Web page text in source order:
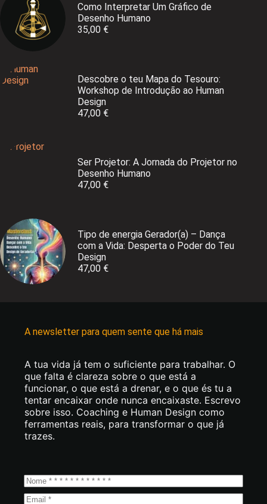
Como Interpretar Um Gráfico de
Desenho Humano
35,00 €
Descobre o teu Mapa do Tesouro:
Workshop de Introdução ao Human
Design
47,00 €
Ser Projetor: A Jornada do Projetor no
Desenho Humano
47,00 €
Tipo de energia Gerador(a) – Dança
com a Vida: Desperta o Poder do Teu
Design
47,00 €
A newsletter para quem sente que há mais
A tua vida já tem o suficiente para trabalhar. O
que falta é clareza sobre o que está a
funcionar, o que está a drenar, e o que és tu a
tentar encaixar onde nunca encaixaste. Escrevo
sobre isso. Coaching e Human Design como
ferramentas reais, para transformar o que já
trazes.